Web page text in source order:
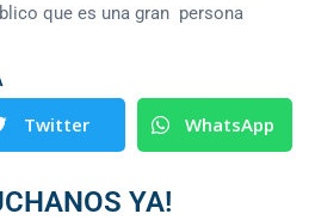
que es una gran persona
Twitter WhatsApp
YA!